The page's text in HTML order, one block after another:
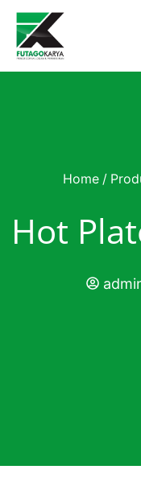
Skip to content
Home /
Hot